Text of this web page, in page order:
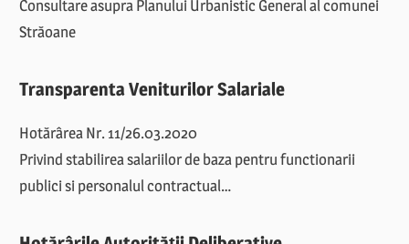
Consultare asupra Planului Urbanistic General al comunei
Străoane
Transparenta Veniturilor Salariale
Hotărârea Nr. 11/26.03.2020
Privind stabilirea salariilor de baza pentru functionarii
publici si personalul contractual…